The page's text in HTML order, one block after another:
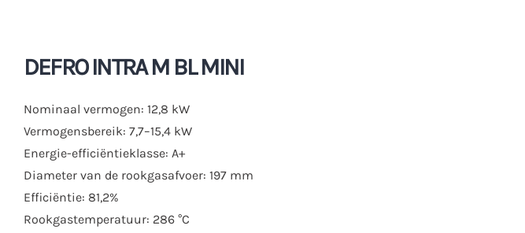
DEFRO INTRA M BL MINI
Nominaal vermogen: 12,8 kW
Vermogensbereik: 7,7–15,4 kW
Energie-efficiëntieklasse: A+
Diameter van de rookgasafvoer: 197 mm
Efficiëntie: 81,2%
Rookgastemperatuur: 286 °C